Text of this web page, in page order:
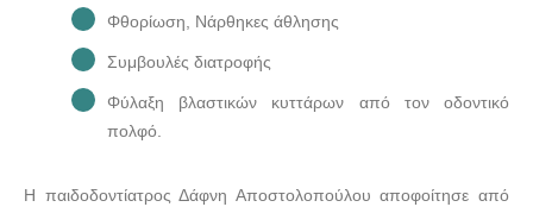
Φθορίωση, Νάρθηκες άθλησης
Συμβουλές διατροφής
Φύλαξη βλαστικών κυττάρων από τον οδοντικό
πολφό.
Η παιδοδοντίατρος Δάφνη Αποστολοπούλου αποφοίτησε από